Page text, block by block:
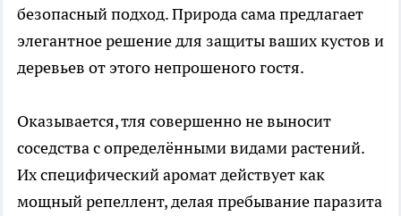
безопасный подход. Природа сама предлагает
элегантное решение для защиты ваших кустов и
деревьев от этого непрошеного гостя.
Оказывается, тля совершенно не выносит
соседства с определёнными видами растений.
Их специфический аромат действует как
мощный репеллент, делая пребывание паразита